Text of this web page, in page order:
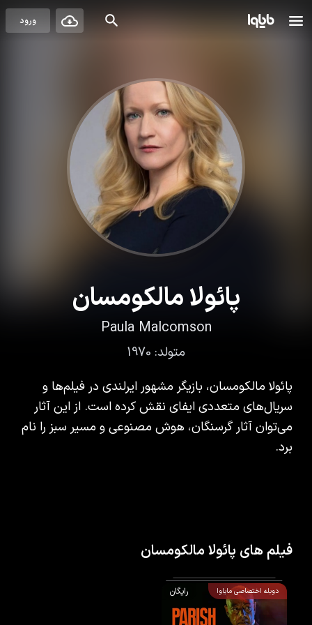
ورود
پائولا مالکومسان
Paula Malcomson
متولد: 1970
پائولا مالکومسان، بازیگر مشهور ایرلندی در فیلم‌ها و
سریال‌های متعددی ایفای نقش کرده است. از این آثار
می‌توان آثار گرسنگان، هوش مصنوعی و مسیر سبز را نام
برد.
فیلم های پائولا مالکومسان
دوبله اختصاصی مایاوا رایگان